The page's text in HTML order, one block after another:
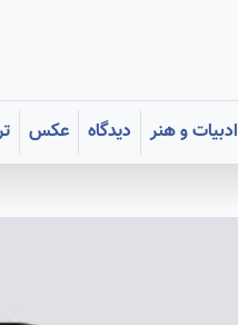
ادبیات و هنر دیدگاه عکس